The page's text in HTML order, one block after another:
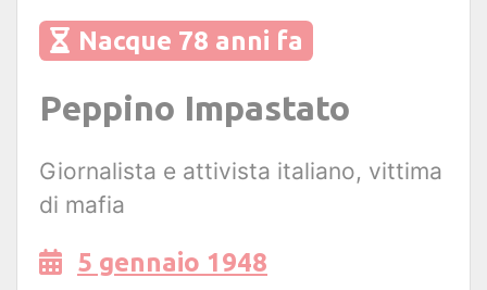
Nacque 78 anni fa
Peppino Impastato
Giornalista e attivista italiano, vittima
di mafia
5 gennaio 1948